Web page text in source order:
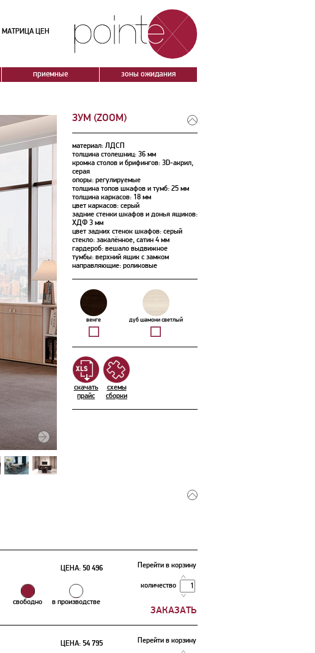
МАТРИЦА ЦЕН
приемные зоны ожидания
ЗУМ (ZOOM)
материал: ЛДСП
толщина столешниц: 36 мм
кромка столов и брифингов: 3D-акрил,
серая
опоры: регулируемые
толщина топов шкафов и тумб: 25 мм
толщина каркасов: 18 мм
цвет каркасов: серый
задние стенки шкафов и донья ящиков:
ХДФ 3 мм
цвет задних стенок шкафов: серый
стекло: закалённое, сатин 4 мм
гардероб: вешало выдвижное
тумбы: верхний ящик с замком
направляющие: роликовые
венге дуб шамони светлый
скачать
прайс
схемы
сборки
ЦЕНА: 50 496
свободно в производстве
Перейти в корзину
количество
ЦЕНА: 54 795 Перейти в корзину